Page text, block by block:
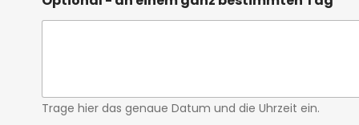
Trage hier das genaue Datum und die Uhrzeit ein.